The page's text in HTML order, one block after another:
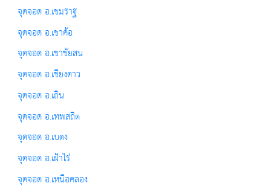
จุดจอด อ.เขมราฐ
จุดจอด อ.เขาค้อ
จุดจอด อ.เขาชัยสน
จุดจอด อ.เชียงดาว
จุดจอด อ.เถิน
จุดจอด อ.เทพสถิต
จุดจอด อ.เบตง
จุดจอด อ.เฝ้าไร่
จุดจอด อ.เหนือคลอง